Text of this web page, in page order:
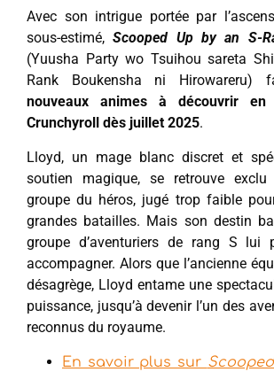
Avec son intrigue portée par
sous-estimé,Scooped Up by an S-
(Yuusha Party wo Tsuihou sareta
Rank Boukensha ni Hirowareru)
nouveaux animes à découvrir en
Crunchyroll dès juillet 2025.
Lloyd, un mage blanc discret et
soutien magique, se retrouve
groupe du héros, jugé trop faible
grandes batailles. Mais son destin
groupe d’aventuriers de rang S lui
accompagner. Alors que l’ancienne
désagrège, Lloyd entame une
puissance, jusqu’à devenir l’un des
reconnus du royaume.
En savoir plus sur